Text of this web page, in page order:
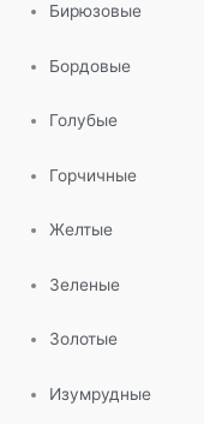
Бирюзовые
Бордовые
Голубые
Горчичные
Желтые
Зеленые
Золотые
Изумрудные